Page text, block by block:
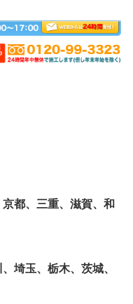
都、三重、滋賀、和
埼玉、栃木、茨城、